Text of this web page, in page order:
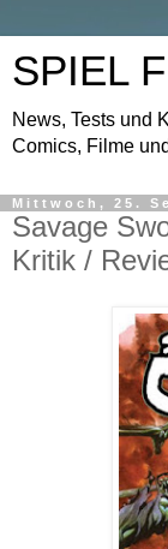
SPIEL
News, Tests und
Comics, Filme
Mittwoch, 25.
Savage
Kritik /